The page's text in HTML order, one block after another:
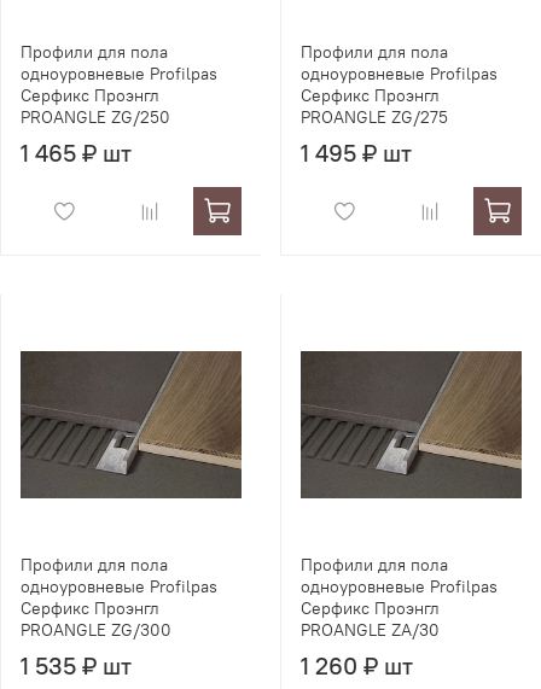
Профили для пола
одноуровневые Profilpas
Серфикс Проэнгл
PROANGLE ZG/250
1 465 ₽ шт
Профили для пола
одноуровневые Profilpas
Серфикс Проэнгл
PROANGLE ZG/275
1 495 ₽ шт
Профили для пола
одноуровневые Profilpas
Серфикс Проэнгл
PROANGLE ZG/300
1 535 ₽ шт
Профили для пола
одноуровневые Profilpas
Серфикс Проэнгл
PROANGLE ZA/30
1 260 ₽ шт